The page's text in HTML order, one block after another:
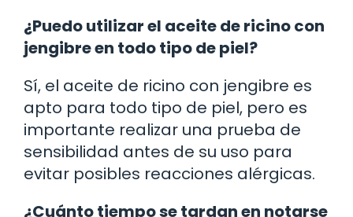
¿Puedo utilizar el aceite de ricino con
jengibre en todo tipo de piel?
Sí, el aceite de ricino con jengibre es
apto para todo tipo de piel, pero es
importante realizar una prueba de
sensibilidad antes de su uso para
evitar posibles reacciones alérgicas.
¿Cuánto tiempo se tardan en notarse